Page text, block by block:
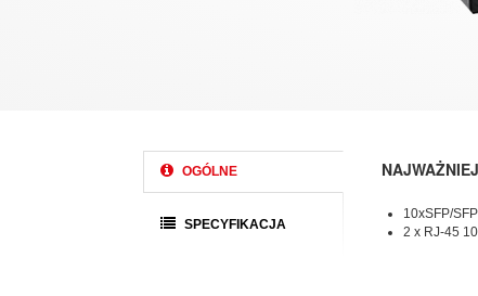
OGÓLNE
SPECYFIKACJA
10xSFP/
2 x RJ-45